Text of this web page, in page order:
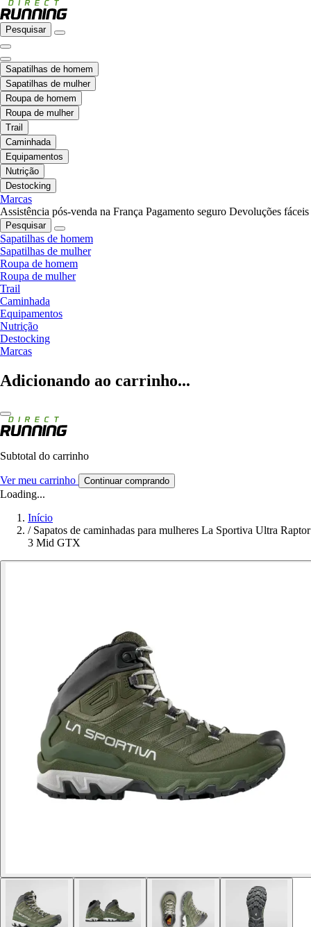
Pesquisar
Sapatilhas de homem
Sapatilhas de mulher
Roupa de homem
Roupa de mulher
Trail
Caminhada
Equipamentos
Nutrição
Destocking
Marcas
Assistência pós-venda na França Pagamento seguro Devoluções fáceis
Pesquisar
Sapatilhas de homem
Sapatilhas de mulher
Roupa de homem
Roupa de mulher
Trail
Caminhada
Equipamentos
Nutrição
Destocking
Marcas
Adicionando ao carrinho...
Subtotal do carrinho
Ver meu carrinho Continuar comprando
Loading...
Início
/ Sapatos de caminhadas para mulheres La Sportiva Ultra Raptor
3 Mid GTX